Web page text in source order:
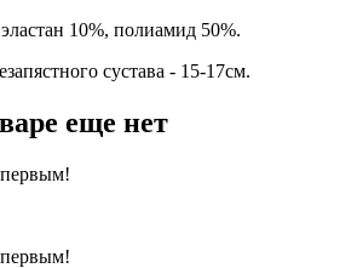
10%, полиамид 50%.
сустава - 15-17см.
еще нет
первым!
первым!